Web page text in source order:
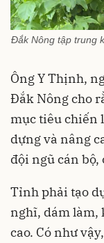
Đắk Nông tập trung
Ông Y Thịnh,
Đắk Nông cho
mục tiêu chiến
dựng và nâng
đội ngũ cán bộ,
Tỉnh phải tạo
nghĩ, dám làm,
cao. Có như